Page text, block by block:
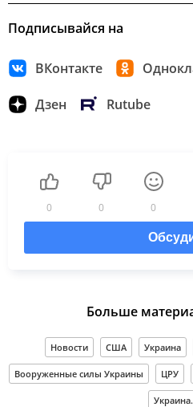
Подписывайся на
ВКонтакте
Дзен Rutube
0 0 0
Больше
Новости США Украина
Вооруженные силы Украины ЦРУ